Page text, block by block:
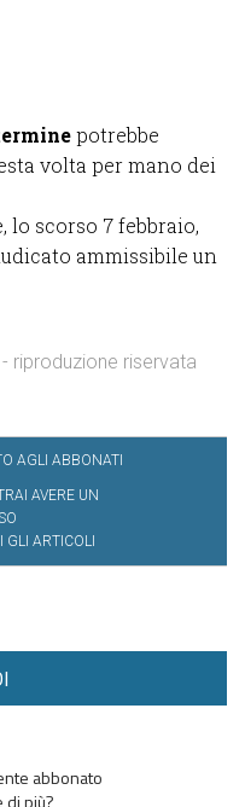
potrebbe
volta per mano dei
lo scorso 7 febbraio,
ammissibile un
riproduzione riservata
AGLI ABBONATI
AVERE UN
GLI ARTICOLI
abbonato
di più?